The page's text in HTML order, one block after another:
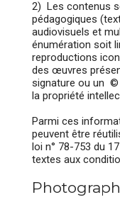
2) Les contenus
pédagogiques
audiovisuels et
énumération soit
reproductions
des œuvres
signature ou un
la propriété
Parmi ces
peuvent être
loi n° 78-753 du
textes aux